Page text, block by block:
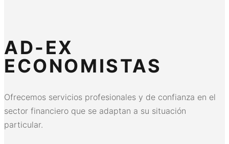
AD-EX
ECONOMISTAS
Ofrecemos servicios profesionales y de confianza en el
sector financiero que se adaptan a su situación
particular.